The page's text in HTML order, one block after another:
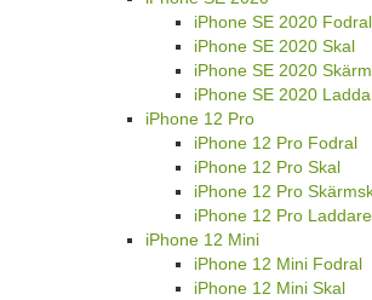
iPhone SE 2020 Fodral
iPhone SE 2020 Skal
iPhone SE 2020
iPhone SE 2020
iPhone 12 Pro
iPhone 12 Pro Fodral
iPhone 12 Pro Skal
iPhone 12 Pro
iPhone 12 Pro
iPhone 12 Mini
iPhone 12 Mini Fodral
iPhone 12 Mini Skal